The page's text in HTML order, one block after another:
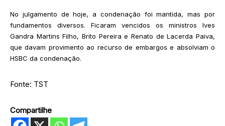
No julgamento de hoje, a condenação foi mantida, mas por
fundamentos diversos. Ficaram vencidos os ministros Ives
Gandra Martins Filho, Brito Pereira e Renato de Lacerda Paiva,
que davam provimento ao recurso de embargos e absolviam o
HSBC da condenação.
Fonte: TST
Compartilhe